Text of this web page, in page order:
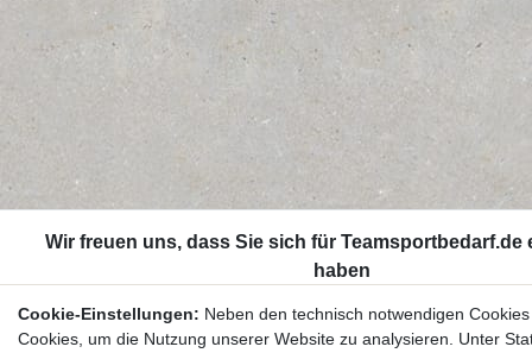
Cookie-Einstellungen: Neben den technisch notwendigen
Cookies, um die Nutzung unserer Website zu analysieren. Unter